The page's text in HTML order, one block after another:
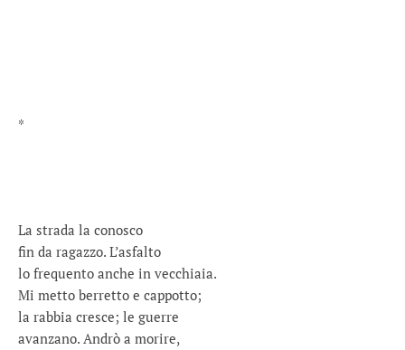
*
La strada la conosco
fin da ragazzo. L’asfalto
lo frequento anche in vecchiaia.
Mi metto berretto e cappotto;
la rabbia cresce; le guerre
avanzano. Andrò a morire,